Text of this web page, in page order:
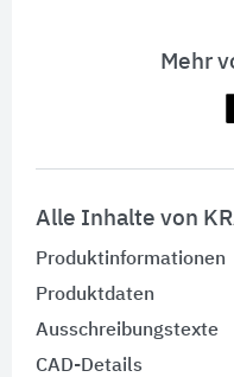
Mehr
Alle Inhalte von
Produktinformationen
Produktdaten
Ausschreibungstexte
CAD-Details